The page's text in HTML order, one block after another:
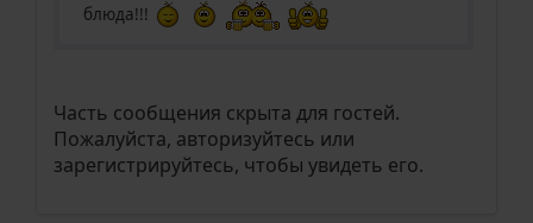
блюда!!!
Часть сообщения скрыта для гостей.
Пожалуйста, авторизуйтесь или
зарегистрируйтесь, чтобы увидеть его.